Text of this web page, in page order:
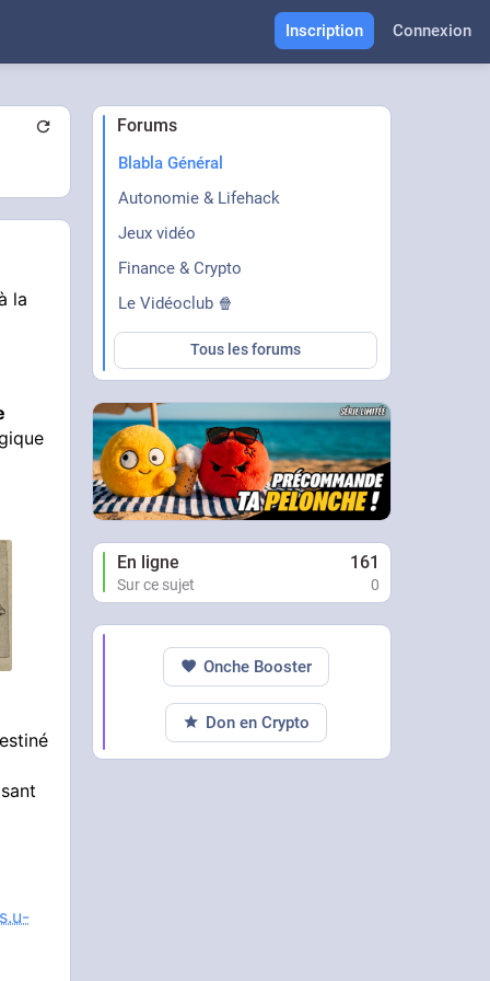
Inscription Connexion
la
Forums
Blabla Général
Autonomie & Lifehack
Jeux vidéo
Finance & Crypto
Le Vidéoclub 🍿
Tous les forums
En ligne 161
Sur ce sujet 0
Onche Booster
Don en Crypto